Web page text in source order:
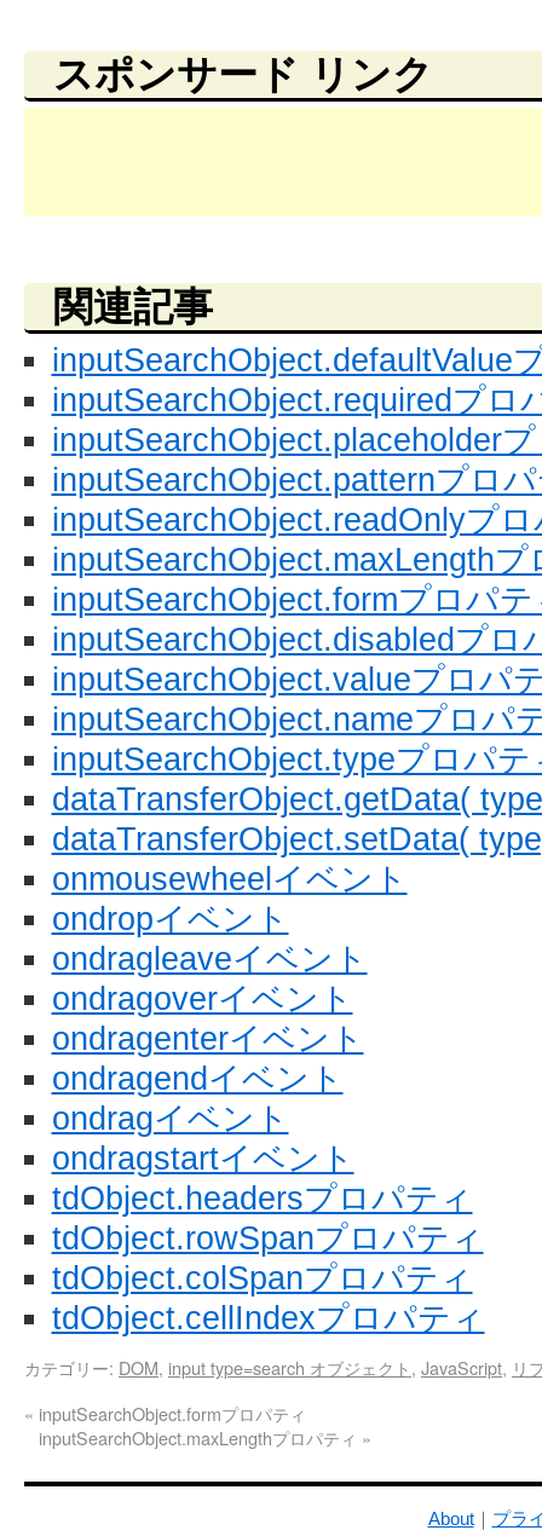
スポンサード リンク
関連記事
inputSearchObject.defaultValue
inputSearchObject.requiredプロ
inputSearchObject.placeholder
inputSearchObject.patternプロ
inputSearchObject.readOnlyプ
inputSearchObject.maxLengthプ
inputSearchObject.formプロパテ
inputSearchObject.disabledプロ
inputSearchObject.valueプロパ
inputSearchObject.nameプロパ
inputSearchObject.typeプロパテ
dataTransferObject.getData(
dataTransferObject.setData(
onmousewheelイベント
ondropイベント
ondragleaveイベント
ondragoverイベント
ondragenterイベント
ondragendイベント
ondragイベント
ondragstartイベント
tdObject.headersプロパティ
tdObject.rowSpanプロパティ
tdObject.colSpanプロパティ
tdObject.cellIndexプロパティ
カテゴリー: DOM, input type=search オブジェクト, JavaScript, リ
« inputSearchObject.formプロパティ
inputSearchObject.maxLengthプロパティ »
About｜ プラ